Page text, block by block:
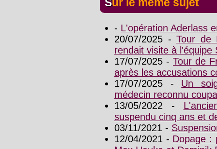
- L'opération Aderlass
20/07/2025 - Tour de
rendait visite à l'équipe
17/07/2025 - Tour de
après les accusations
17/07/2025 - Un
médecin reconnu
13/05/2022 -
suspendu cinq ans et
03/11/2021 -
12/04/2021 - Dopage :